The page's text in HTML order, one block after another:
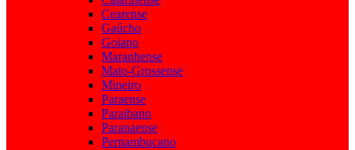
Cearense
Gaúcho
Goiano
Maranhense
Mato-Grossense
Mineiro
Paraense
Paraibano
Paranaense
Pernambucano